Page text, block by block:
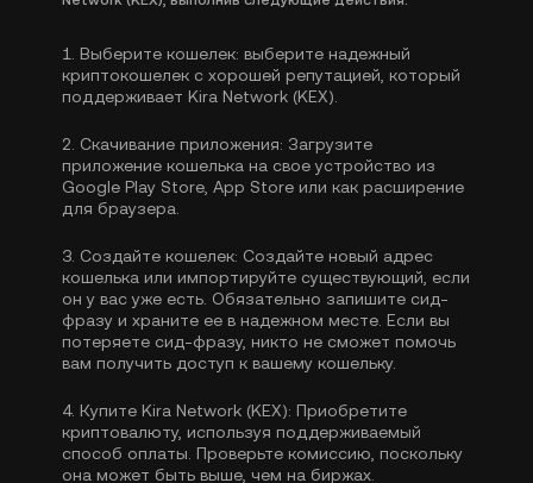
1. Выберите кошелек: выберите надежный
криптокошелек с хорошей репутацией, который
поддерживает Kira Network (KEX).
2. Скачивание приложения: Загрузите
приложение кошелька на свое устройство из
Google Play Store, App Store или как расширение
для браузера.
3. Создайте кошелек: Создайте новый адрес
кошелька или импортируйте существующий, если
он у вас уже есть. Обязательно запишите сид-
фразу и храните ее в надежном месте. Если вы
потеряете сид-фразу, никто не сможет помочь
вам получить доступ к вашему кошельку.
4. Купите Kira Network (KEX): Приобретите
криптовалюту, используя поддерживаемый
способ оплаты. Проверьте комиссию, поскольку
она может быть выше, чем на биржах.